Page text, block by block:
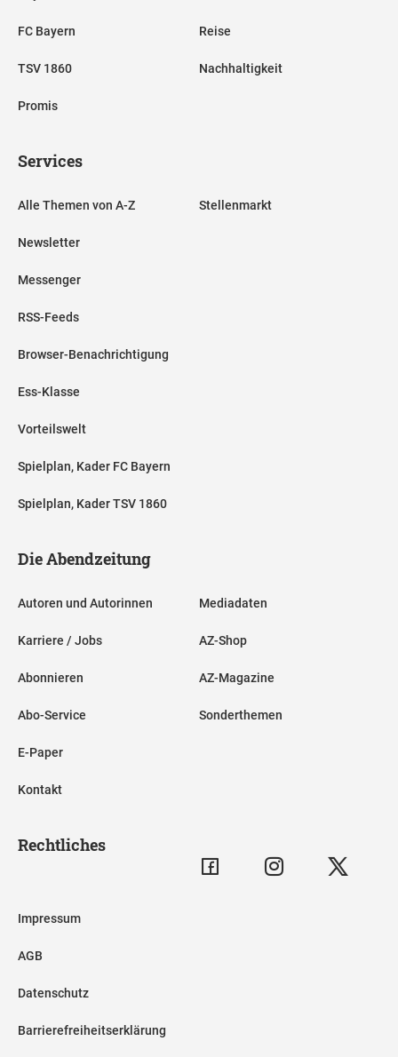
FC Bayern
TSV 1860
Promis
Reise
Nachhaltigkeit
Services
Alle Themen von A-Z
Newsletter
Messenger
RSS-Feeds
Browser-Benachrichtigung
Ess-Klasse
Vorteilswelt
Spielplan, Kader FC Bayern
Spielplan, Kader TSV 1860
Stellenmarkt
Die Abendzeitung
Autoren und Autorinnen
Karriere / Jobs
Abonnieren
Abo-Service
E-Paper
Kontakt
Mediadaten
AZ-Shop
AZ-Magazine
Sonderthemen
Rechtliches
Impressum
AGB
Datenschutz
Barrierefreiheitserklärung